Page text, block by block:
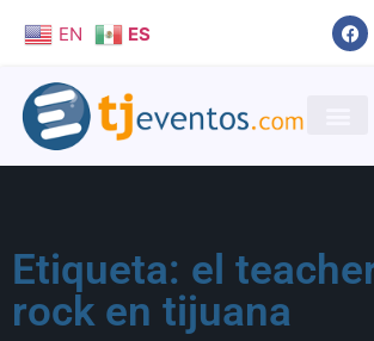
EN ES
Etiqueta: el
rock en tijuana